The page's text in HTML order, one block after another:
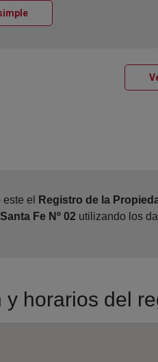
Ventana nueva
el
Registro de la
Fe Nº 02 utilizando los
y horarios del